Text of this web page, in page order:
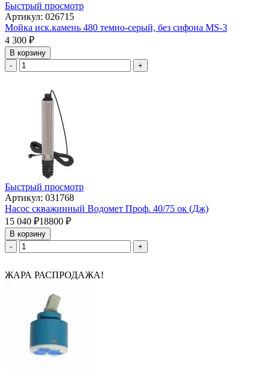
Быстрый просмотр
Артикул: 026715
Мойка иск.камень 480 темно-серый, без сифона МS-3
4 300 ₽
В корзину
-
+
Быстрый просмотр
Артикул: 031768
Насос скважинный Водомет Проф. 40/75 ок (Дж)
15 040 ₽18800 ₽
В корзину
-
+
ЖАРА РАСПРОДАЖА!